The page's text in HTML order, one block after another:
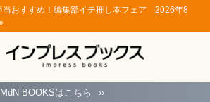
当おすすめ！編集部イチ推し本フェア 2026年8
MdN BOOKSはこちら ››